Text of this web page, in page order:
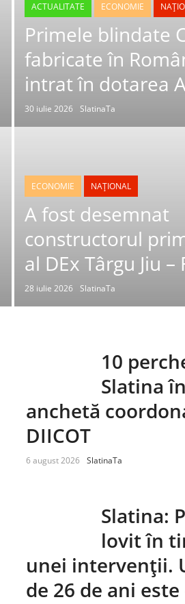
ACTUALITATE ECONOMIE
Primele blindate
fabricate în
intrat în dotarea
30 iulie 2026 SlatinaTa
ECONOMIE NAȚIONAL
A fost desemnat
constructorul
al DEx Târgu Jiu –
28 iulie 2026 SlatinaTa
10
Slatina
anchetă
DIICOT
6 august 2026 SlatinaTa
Slatina:
lovit în
unei intervenții.
de 26 de ani